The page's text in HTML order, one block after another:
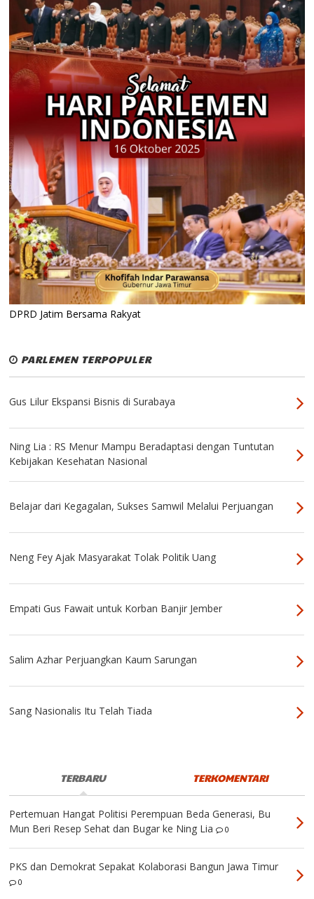
DPRD Jatim Bersama Rakyat
PARLEMEN TERPOPULER
Gus Lilur Ekspansi Bisnis di Surabaya
Ning Lia : RS Menur Mampu Beradaptasi dengan Tuntutan
Kebijakan Kesehatan Nasional
Belajar dari Kegagalan, Sukses Samwil Melalui Perjuangan
Neng Fey Ajak Masyarakat Tolak Politik Uang
Empati Gus Fawait untuk Korban Banjir Jember
Salim Azhar Perjuangkan Kaum Sarungan
Sang Nasionalis Itu Telah Tiada
TERBARU TERKOMENTARI
Pertemuan Hangat Politisi Perempuan Beda Generasi, Bu
Mun Beri Resep Sehat dan Bugar ke Ning Lia
0
PKS dan Demokrat Sepakat Kolaborasi Bangun Jawa Timur
0